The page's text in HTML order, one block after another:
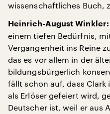
wissenschaftliches Buch,
Heinrich-August Winkler:
einem tiefen Bedürfnis,
Vergangenheit ins Reine
das es vor allem in der
bildungsbürgerlich
fällt schon auf, dass Clark
als Erlöser gefeiert wird,
Deutscher ist, weil er aus